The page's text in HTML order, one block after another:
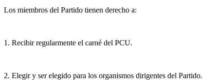
Los miembros del Partido tienen derecho a:
1. Recibir regularmente el carné del PCU.
2. Elegir y ser elegido para los organismos dirigentes del Partido.